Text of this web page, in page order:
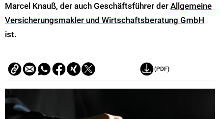
Marcel Knauß, der auch Geschäftsführer der Allgemeine
Versicherungsmakler und Wirtschaftsberatung GmbH
ist.
(PDF)